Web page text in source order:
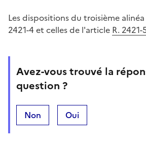
Les dispositions du troisième
2421-4 et celles de l'article R. 2421-
Avez-vous trouvé la
question ?
Non Oui